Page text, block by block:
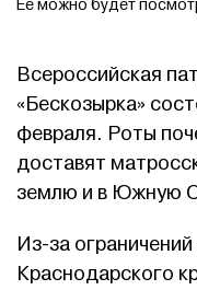
Ее можно будет
Всероссийская
«Бескозырка»
февраля. Роты
доставят
землю и в Южную
Из-за
Краснодарского